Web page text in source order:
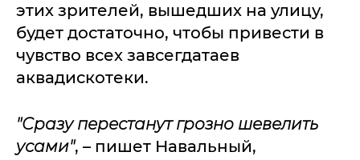
этих зрителей, вышедших на улицу,
будет достаточно, чтобы привести в
чувство всех завсегдатаев
аквадискотеки.
"Сразу перестанут грозно шевелить
усами", – пишет Навальный,